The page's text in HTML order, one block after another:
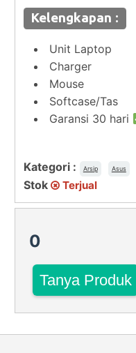
Kelengkapan :
Unit Laptop
Charger
Mouse
Softcase/Tas
Garansi 30 hari
Kategori : Arsip Asus
Stok Terjual
0
Tanya Produk